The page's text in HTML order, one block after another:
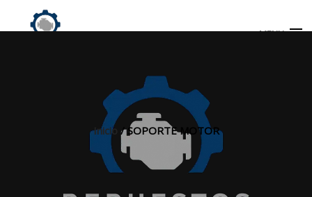
MENU
Inicio / SOPORTE MOTOR